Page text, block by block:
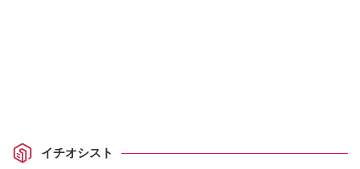
イチオシスト